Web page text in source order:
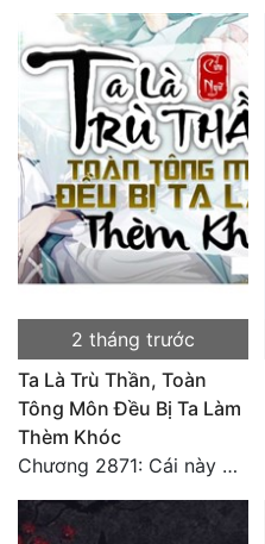
2 tháng trước
Ta Là Trù Thần, Toàn
Tông Môn Đều Bị Ta Làm
Thèm Khóc
Chương 2871: Cái này đánh nhẹ nhõm a